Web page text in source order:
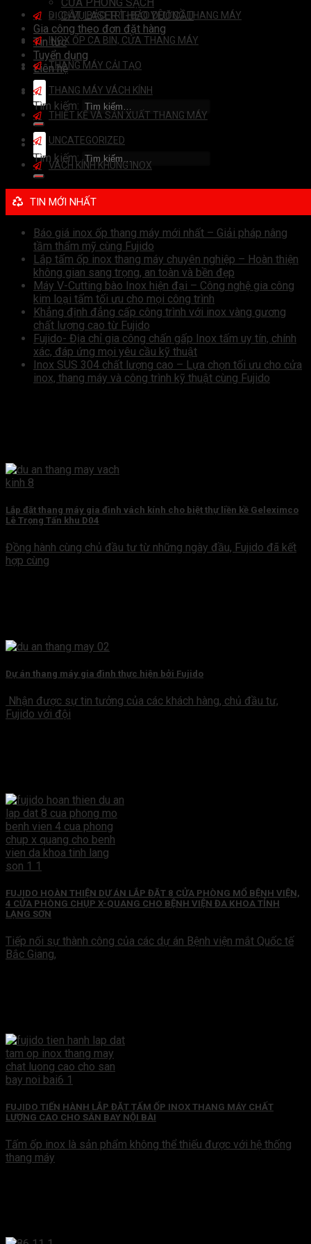
CẮT LASER THEO YÊU CẦU
Gia công theo đơn đặt hàng
Tin tức
Tuyển dụng
Liên hệ
Tìm kiếm:
Tìm kiếm:
DỊCH VỤ BẢO TRÌ - BẢO DƯỠNG THANG MÁY
INOX ỐP CA BIN, CỬA THANG MÁY
THANG MÁY CẢI TẠO
THANG MÁY VÁCH KÍNH
THIẾT KẾ VÀ SẢN XUẤT THANG MÁY
UNCATEGORIZED
VÁCH KÍNH KHUNG INOX
TIN MỚI NHẤT
Báo giá inox ốp thang máy mới nhất – Giải pháp nâng
tầm thẩm mỹ cùng Fujido
Lắp tấm ốp inox thang máy chuyên nghiệp – Hoàn thiện
không gian sang trọng, an toàn và bền đẹp
Máy V-Cutting bào Inox hiện đại – Công nghệ gia công
kim loại tấm tối ưu cho mọi công trình
Khẳng định đẳng cấp công trình với inox vàng gương
chất lượng cao từ Fujido
Fujido- Địa chỉ gia công chấn gấp Inox tấm uy tín, chính
xác, đáp ứng mọi yêu cầu kỹ thuật
Inox SUS 304 chất lượng cao – Lựa chọn tối ưu cho cửa
inox, thang máy và công trình kỹ thuật cùng Fujido
Lắp đặt thang máy gia đình vách kính cho biệt thự liền kề Geleximco
Lê Trọng Tấn khu D04
Đồng hành cùng chủ đầu tư từ những ngày đầu, Fujido đã kết
hợp cùng
Dự án thang máy gia đình thực hiện bởi Fujido
Nhận được sự tin tưởng của các khách hàng, chủ đầu tư,
Fujido với đội
FUJIDO HOÀN THIỆN DỰ ÁN LẮP ĐẶT 8 CỬA PHÒNG MỔ BỆNH VIỆN,
4 CỬA PHÒNG CHỤP X-QUANG CHO BỆNH VIỆN ĐA KHOA TỈNH
LẠNG SƠN
Tiếp nối sự thành công của các dự án Bệnh viện mắt Quốc tế
Bắc Giang,
FUJIDO TIẾN HÀNH LẮP ĐẶT TẤM ỐP INOX THANG MÁY CHẤT
LƯỢNG CAO CHO SÂN BAY NỘI BÀI
Tấm ốp inox là sản phẩm không thể thiếu được với hệ thống
thang máy